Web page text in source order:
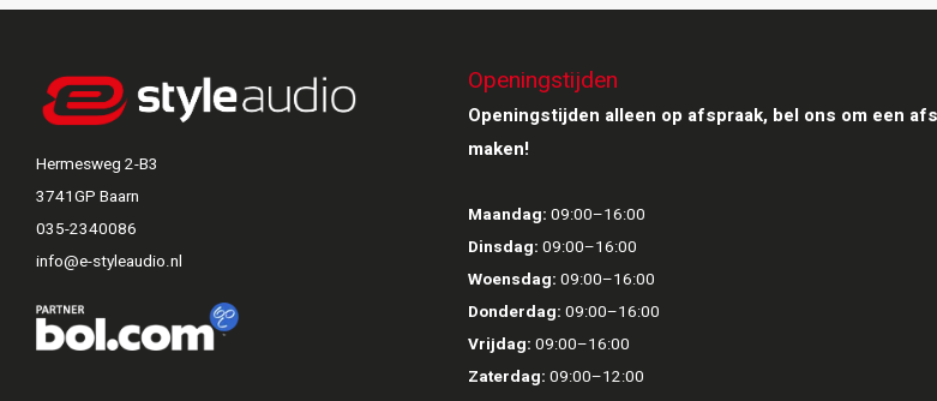
Hermesweg 2-B3
3741GP Baarn
035-2340086
info@e-styleaudio.nl
Openingstijden
Openingstijden alleen op afspraak, bel ons om een
maken!
Maandag: 09:00–16:00
Dinsdag: 09:00–16:00
Woensdag: 09:00–16:00
Donderdag: 09:00–16:00
Vrijdag: 09:00–16:00
Zaterdag: 09:00–12:00